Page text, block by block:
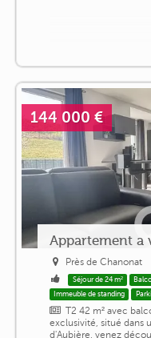
144 000 €
Appartement a
Près de Chanonat
Séjour de 24 m²
Immeuble de standing
T2 42 m² avec
exclusivité, situé dans
d'Aubière, venez